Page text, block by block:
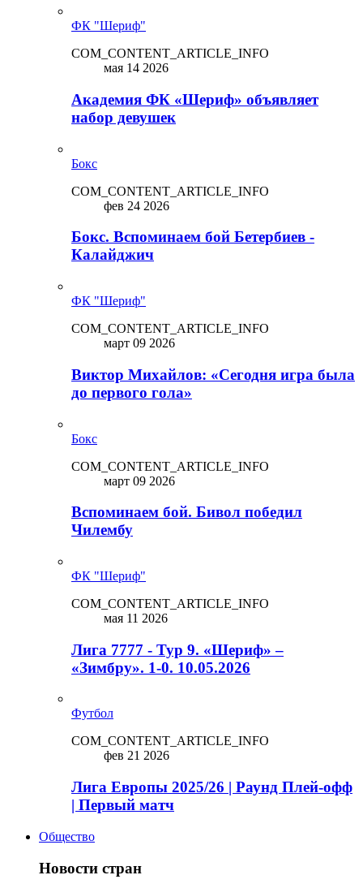
ФК "Шериф"
COM_CONTENT_ARTICLE_INFO
мая 14 2026
Академия ФК «Шериф» объявляет
набор девушек
Бокс
COM_CONTENT_ARTICLE_INFO
фев 24 2026
Бокс. Вспоминаем бой Бетербиев -
Калайджич
ФК "Шериф"
COM_CONTENT_ARTICLE_INFO
март 09 2026
Виктор Михайлов: «Сегодня игра была
до первого гола»
Бокс
COM_CONTENT_ARTICLE_INFO
март 09 2026
Вспоминаем бой. Бивол победил
Чилембу
ФК "Шериф"
COM_CONTENT_ARTICLE_INFO
мая 11 2026
Лига 7777 - Тур 9. «Шериф» –
«Зимбру». 1-0. 10.05.2026
Футбол
COM_CONTENT_ARTICLE_INFO
фев 21 2026
Лига Европы 2025/26 | Раунд Плей-офф
| Первый матч
Общество
Новости стран